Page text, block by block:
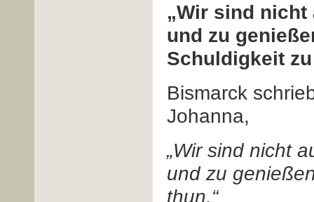
„Wir sind
und zu
Schuldigkeit
Bismarck
Johanna,
„Wir sind nicht
und zu
thun.“